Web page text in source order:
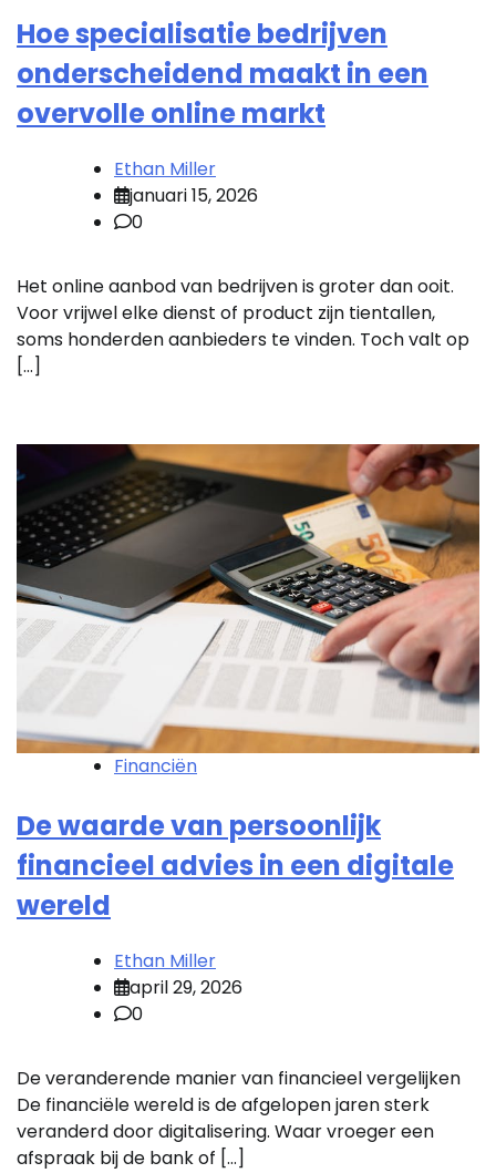
Hoe specialisatie bedrijven
onderscheidend maakt in een
overvolle online markt
Ethan Miller
januari 15, 2026
0
Het online aanbod van bedrijven is groter dan ooit.
Voor vrijwel elke dienst of product zijn tientallen,
soms honderden aanbieders te vinden. Toch valt op
[…]
Financiën
De waarde van persoonlijk
financieel advies in een digitale
wereld
Ethan Miller
april 29, 2026
0
De veranderende manier van financieel vergelijken
De financiële wereld is de afgelopen jaren sterk
veranderd door digitalisering. Waar vroeger een
afspraak bij de bank of […]